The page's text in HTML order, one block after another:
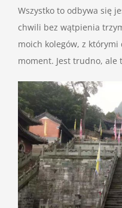
Wszystko to odbywa się
chwili bez wątpienia
moich kolegów, z
moment. Jest trudno, ale